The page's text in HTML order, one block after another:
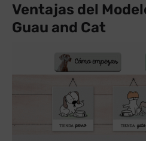
Ventajas del
Guau and Cat